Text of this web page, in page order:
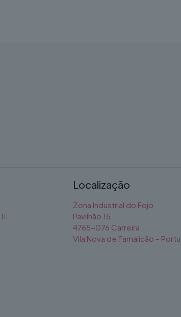
[1]
Localização
Zona Industrial do Fojo
Pavilhão 15
4765-076 Carreira
Vila Nova de Famalicão –